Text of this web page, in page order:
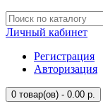
Личный кабинет
Регистрация
Авторизация
0 товар(ов) - 0.00 р.